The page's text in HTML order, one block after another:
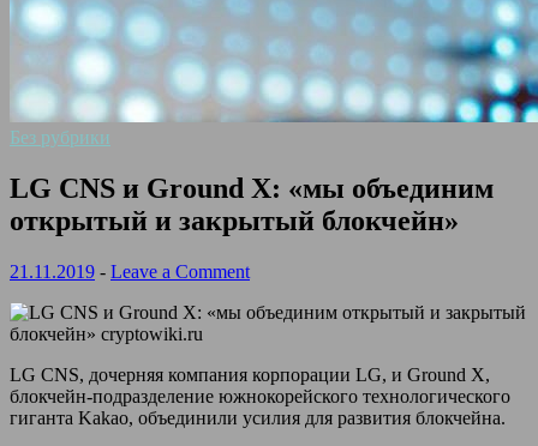
Без рубрики
LG CNS и Ground X: «мы объединим
открытый и закрытый блокчейн»
21.11.2019 - Leave a Comment
LG CNS, дочерняя компания корпорации LG, и Ground X,
блокчейн-подразделение южнокорейского технологического
гиганта Kakao, объединили усилия для развития блокчейна.